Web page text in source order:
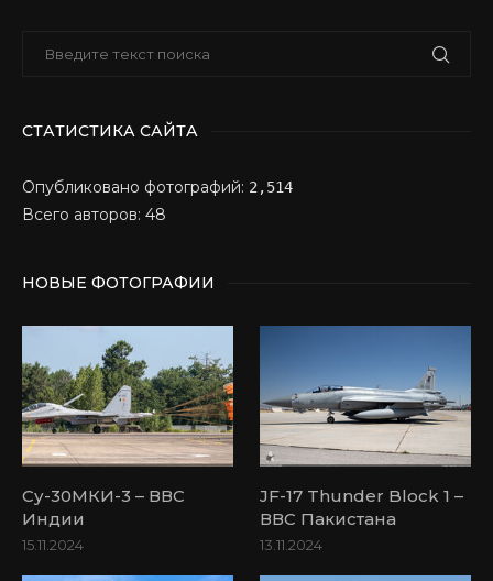
СТАТИСТИКА САЙТА
Опубликовано фотографий: 2,514
Всего авторов: 48
НОВЫЕ ФОТОГРАФИИ
Су-30МКИ-3 – ВВС
Индии
15.11.2024
JF-17 Thunder Block 1 –
ВВС Пакистана
13.11.2024